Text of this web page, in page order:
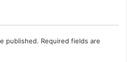
published. Required fields are